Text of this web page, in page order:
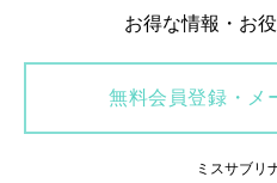
お得な情報・お
無料会員登録・メ
ミスサブリ